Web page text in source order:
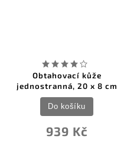
Obtahovací kůže
jednostranná, 20 x 8 cm
939 Kč
Do košíku